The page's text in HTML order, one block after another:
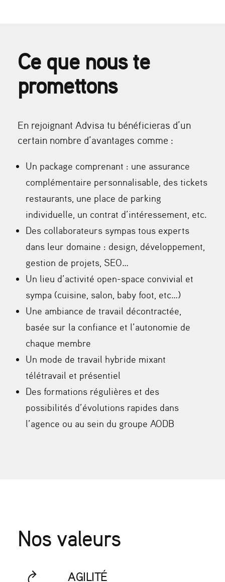
Ce que nous te
promettons
En rejoignant Advisa tu bénéficieras d’un
certain nombre d’avantages comme :
Un package comprenant : une assurance
complémentaire personnalisable, des tickets
restaurants, une place de parking
individuelle, un contrat d’intéressement, etc.
Des collaborateurs sympas tous experts
dans leur domaine : design, développement,
gestion de projets, SEO…
Un lieu d’activité open-space convivial et
sympa (cuisine, salon, baby foot, etc…)
Une ambiance de travail décontractée,
basée sur la confiance et l’autonomie de
chaque membre
Un mode de travail hybride mixant
télétravail et présentiel
Des formations régulières et des
possibilités d’évolutions rapides dans
l’agence ou au sein du groupe AODB
Nos valeurs
AGILITÉ